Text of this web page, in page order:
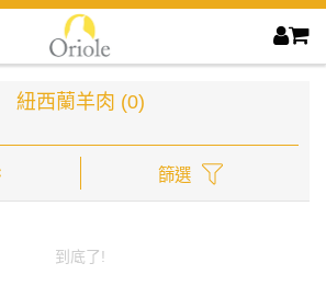
紐西蘭羊肉 (0)
篩選
到底了!